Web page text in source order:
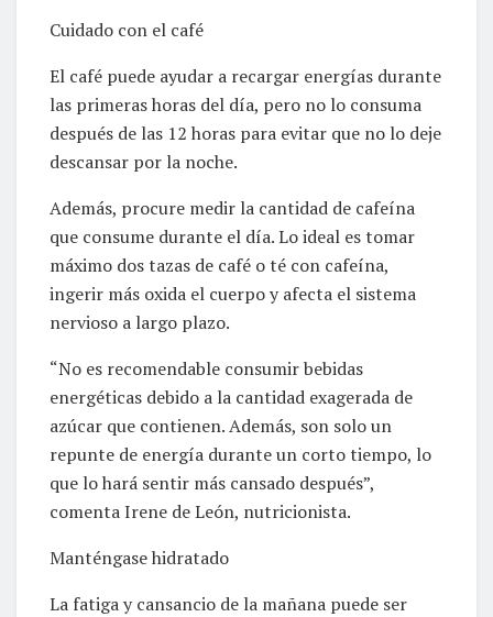
Cuidado con el café
El café puede ayudar a recargar energías durante
las primeras horas del día, pero no lo consuma
después de las 12 horas para evitar que no lo deje
descansar por la noche.
Además, procure medir la cantidad de cafeína
que consume durante el día. Lo ideal es tomar
máximo dos tazas de café o té con cafeína,
ingerir más oxida el cuerpo y afecta el sistema
nervioso a largo plazo.
“No es recomendable consumir bebidas
energéticas debido a la cantidad exagerada de
azúcar que contienen. Además, son solo un
repunte de energía durante un corto tiempo, lo
que lo hará sentir más cansado después”,
comenta Irene de León, nutricionista.
Manténgase hidratado
La fatiga y cansancio de la mañana puede ser